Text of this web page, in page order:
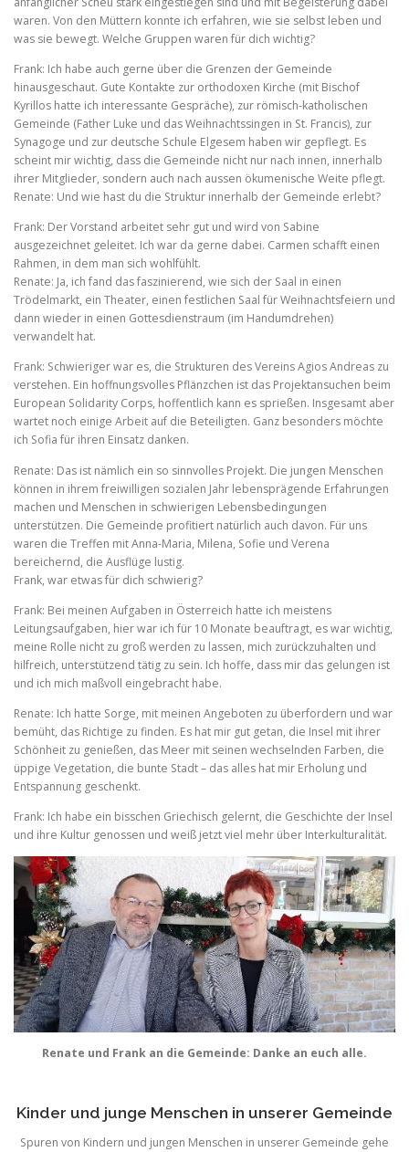
waren. Von den Müttern konnte ich erfahren, wie sie selbst leben und
was sie bewegt. Welche Gruppen waren für dich wichtig?
Frank: Ich habe auch gerne über die Grenzen der Gemeinde
hinausgeschaut. Gute Kontakte zur orthodoxen Kirche (mit Bischof
Kyrillos hatte ich interessante Gespräche), zur römisch-katholischen
Gemeinde (Father Luke und das Weihnachtssingen in St. Francis), zur
Synagoge und zur deutsche Schule Elgesem haben wir gepflegt. Es
scheint mir wichtig, dass die Gemeinde nicht nur nach innen, innerhalb
ihrer Mitglieder, sondern auch nach aussen ökumenische Weite pflegt.
Renate: Und wie hast du die Struktur innerhalb der Gemeinde erlebt?
Frank: Der Vorstand arbeitet sehr gut und wird von Sabine
ausgezeichnet geleitet. Ich war da gerne dabei. Carmen schafft einen
Rahmen, in dem man sich wohlfühlt.
Renate: Ja, ich fand das faszinierend, wie sich der Saal in einen
Trödelmarkt, ein Theater, einen festlichen Saal für Weihnachtsfeiern und
dann wieder in einen Gottesdienstraum (im Handumdrehen)
verwandelt hat.
Frank: Schwieriger war es, die Strukturen des Vereins Agios Andreas zu
verstehen. Ein hoffnungsvolles Pflänzchen ist das Projektansuchen beim
European Solidarity Corps, hoffentlich kann es sprießen. Insgesamt aber
wartet noch einige Arbeit auf die Beteiligten. Ganz besonders möchte
ich Sofia für ihren Einsatz danken.
Renate: Das ist nämlich ein so sinnvolles Projekt. Die jungen Menschen
können in ihrem freiwilligen sozialen Jahr lebensprägende Erfahrungen
machen und Menschen in schwierigen Lebensbedingungen
unterstützen. Die Gemeinde profitiert natürlich auch davon. Für uns
waren die Treffen mit Anna-Maria, Milena, Sofie und Verena
bereichernd, die Ausflüge lustig.
Frank, war etwas für dich schwierig?
Frank: Bei meinen Aufgaben in Österreich hatte ich meistens
Leitungsaufgaben, hier war ich für 10 Monate beauftragt, es war wichtig,
meine Rolle nicht zu groß werden zu lassen, mich zurückzuhalten und
hilfreich, unterstützend tätig zu sein. Ich hoffe, dass mir das gelungen ist
und ich mich maßvoll eingebracht habe.
Renate: Ich hatte Sorge, mit meinen Angeboten zu überfordern und war
bemüht, das Richtige zu finden. Es hat mir gut getan, die Insel mit ihrer
Schönheit zu genießen, das Meer mit seinen wechselnden Farben, die
üppige Vegetation, die bunte Stadt – das alles hat mir Erholung und
Entspannung geschenkt.
Frank: Ich habe ein bisschen Griechisch gelernt, die Geschichte der Insel
und ihre Kultur genossen und weiß jetzt viel mehr über Interkulturalität.
Renate und Frank an die Gemeinde: Danke an euch alle.
Kinder und junge Menschen in unserer Gemeinde
Spuren von Kindern und jungen Menschen in unserer Gemeinde gehe